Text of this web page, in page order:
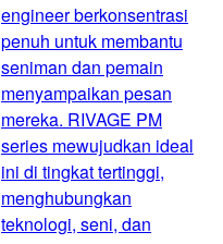
engineer berkonsentrasi
penuh untuk membantu
seniman dan pemain
menyampaikan pesan
mereka. RIVAGE PM
series mewujudkan ideal
ini di tingkat tertinggi,
menghubungkan
teknologi, seni, dan